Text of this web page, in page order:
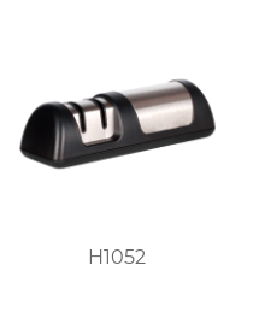
H1052